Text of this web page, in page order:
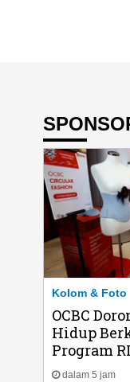
Kolom & Foto
OCBC
Hidup
Program
dalam 5 jam